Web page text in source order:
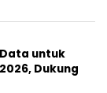
Data untuk
Dukung